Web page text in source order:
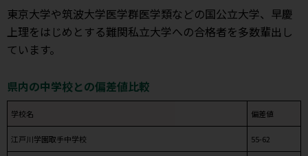
東京大学や筑波大学医学群医学類などの国公立大学、早慶
上理をはじめとする難関私立大学への合格者を多数輩出し
ています。
県内の中学校との偏差値比較
学校名 偏差値
江戸川学園取手中学校 55-62